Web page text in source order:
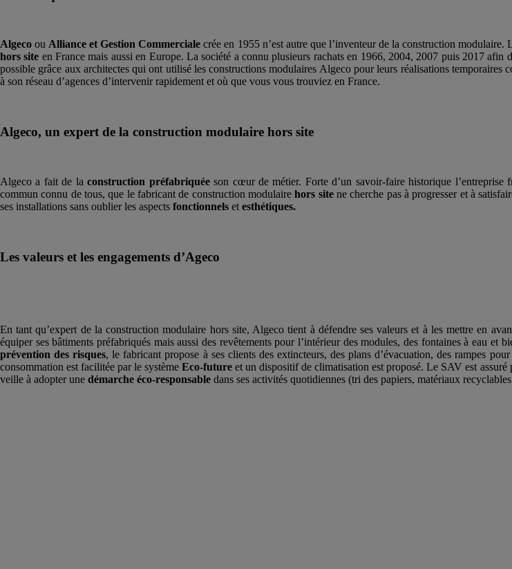
Algeco ouAlliance et Gestion Commerciale crée en 1955 n’est autre que l’inventeur de la construction
hors site en France mais aussi en Europe. La société a connu plusieurs rachats en 1966, 2004, 2007 puis 2017
possible grâce aux architectes qui ont utilisé les constructions modulaires Algeco pour leurs réalisations temporaires
à son réseau d’agences d’intervenir rapidement et où que vous vous trouviez en France.
Algeco, un expert de la construction modulaire hors site
Algeco a fait de laconstruction préfabriquéeson cœur de métier. Forte d’un savoir-faire historique l’entreprise
commun connu de tous, que le fabricant de construction modulairehors sitene cherche pas à progresser et à
ses installations sans oublier les aspects fonctionnels et esthétiques.
Les valeurs et les engagements d’Ageco
En tant qu’expert de la construction modulaire hors site, Algeco tient à défendre ses valeurs et à les mettre en
équiper ses bâtiments préfabriqués mais aussi des revêtements pour l’intérieur des modules, des fontaines à eau et
prévention des risques, le fabricant propose à ses clients des extincteurs, des plans d’évacuation, des rampes
consommation est facilitée par le systèmeEco-future et un dispositif de climatisation est proposé. Le SAV est
veille à adopter une démarche éco-responsable dans ses activités quotidiennes (tri des papiers, matériaux